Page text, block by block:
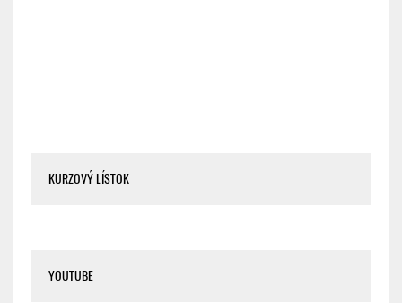
KURZOVÝ LÍSTOK
YOUTUBE